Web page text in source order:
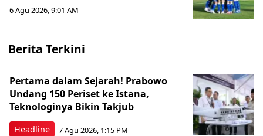
6 Agu 2026, 9:01 AM
Berita Terkini
Headline
Pertama dalam Sejarah! Prabowo
Undang 150 Periset ke Istana,
Teknologinya Bikin Takjub
7 Agu 2026, 1:15 PM